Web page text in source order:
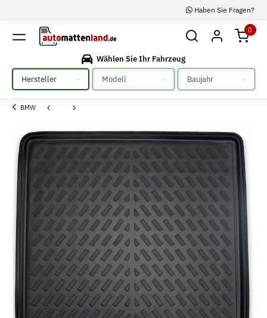
Haben Sie Fragen?
0
Wählen Sie Ihr Fahrzeug
Bitte auswählen
Bitte auswählen Bitte auswählen
BMW